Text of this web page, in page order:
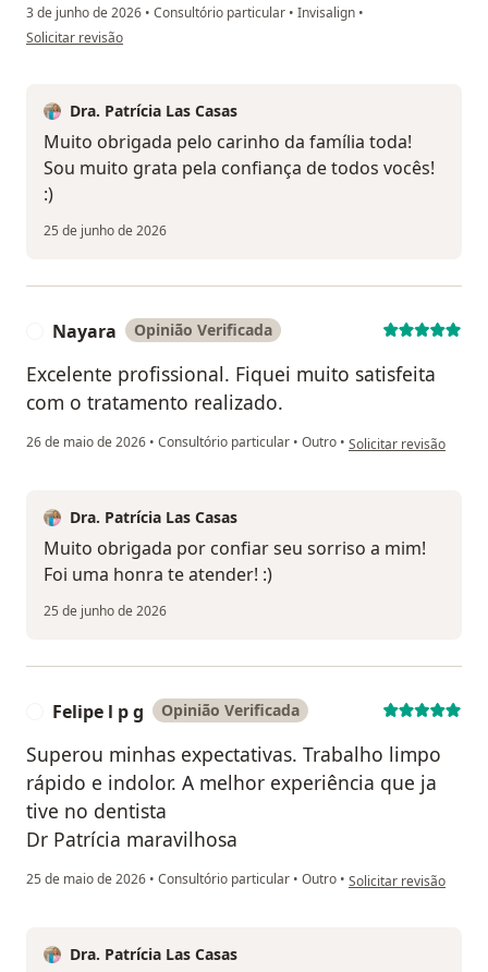
3 de junho de 2026 • Consultório particular • Invisalign •
na opinião do utilizador Marina
Solicitar revisão
Dra. Patrícia Las Casas
Muito obrigada pelo carinho da família toda!
Sou muito grata pela confiança de todos vocês!
:)
25 de junho de 2026
Nayara Opinião Verificada
Excelente profissional. Fiquei muito satisfeita
com o tratamento realizado.
26 de maio de 2026 • Consultório particular • Outro • na opinião do
Solicitar revisão
Dra. Patrícia Las Casas
Muito obrigada por confiar seu sorriso a mim!
Foi uma honra te atender! :)
25 de junho de 2026
Felipe l p g Opinião Verificada
Superou minhas expectativas. Trabalho limpo
rápido e indolor. A melhor experiência que ja
tive no dentista
Dr Patrícia maravilhosa
25 de maio de 2026 • Consultório particular • Outro • na opinião do
Solicitar revisão
Dra. Patrícia Las Casas